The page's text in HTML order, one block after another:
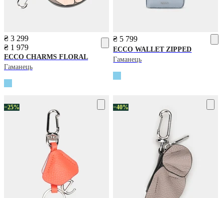
₴ 3 299
₴ 1 979
ECCO CHARMS FLORAL
Гаманець
₴ 5 799
ECCO WALLET ZIPPED
Гаманець
−25% −40%